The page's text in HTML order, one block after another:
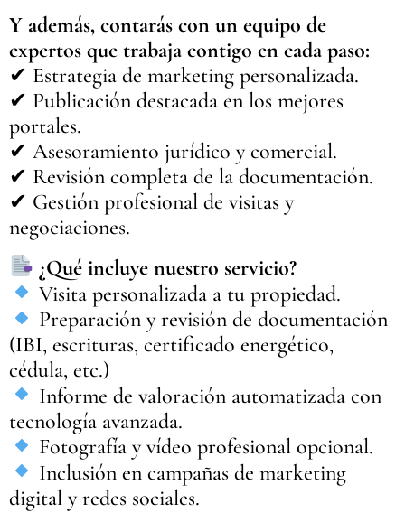
Y además, contarás con un equipo de
expertos que trabaja contigo en cada paso:
✔ Estrategia de marketing personalizada.
✔ Publicación destacada en los mejores
portales.
✔ Asesoramiento jurídico y comercial.
✔ Revisión completa de la documentación.
✔ Gestión profesional de visitas y
negociaciones.
¿Qué incluye nuestro servicio?
Visita personalizada a tu propiedad.
Preparación y revisión de documentación
(IBI, escrituras, certificado energético,
cédula, etc.)
Informe de valoración automatizada con
tecnología avanzada.
Fotografía y vídeo profesional opcional.
Inclusión en campañas de marketing
digital y redes sociales.